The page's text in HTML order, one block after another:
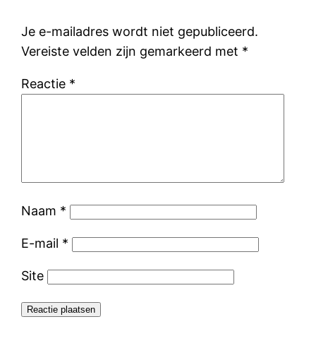
Je e-mailadres wordt niet gepubliceerd.
Vereiste velden zijn gemarkeerd met *
Reactie *
Naam *
E-mail *
Site